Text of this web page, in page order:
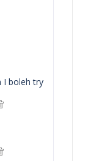
I boleh try